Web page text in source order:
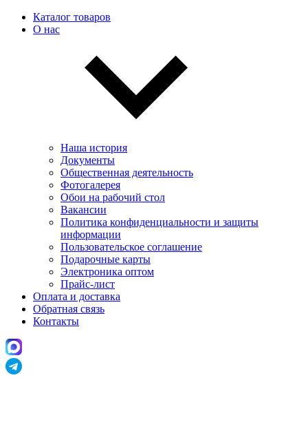
Каталог товаров
О нас
Наша история
Документы
Общественная деятельность
Фотогалерея
Обои на рабочий стол
Вакансии
Политика конфиденциальности и защиты
информации
Пользовательскоe соглашение
Подарочные карты
Электроника оптом
Прайс-лист
Оплата и доставка
Обратная связь
Контакты